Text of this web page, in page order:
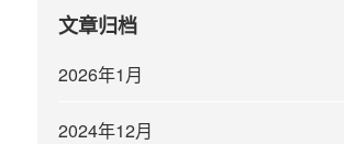
文章归档
2026年1月
2024年12月